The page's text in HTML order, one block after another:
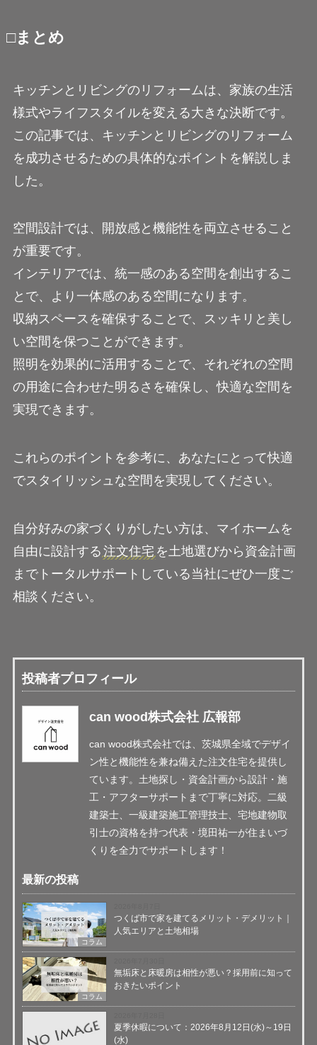
□まとめ
キッチンとリビングのリフォームは、家族の生活
様式やライフスタイルを変える大きな決断です。
この記事では、キッチンとリビングのリフォーム
を成功させるための具体的なポイントを解説しま
した。
空間設計では、開放感と機能性を両立させること
が重要です。
インテリアでは、統一感のある空間を創出するこ
とで、より一体感のある空間になります。
収納スペースを確保することで、スッキリと美し
い空間を保つことができます。
照明を効果的に活用することで、それぞれの空間
の用途に合わせた明るさを確保し、快適な空間を
実現できます。
これらのポイントを参考に、あなたにとって快適
でスタイリッシュな空間を実現してください。
自分好みの家づくりがしたい方は、マイホームを
自由に設計する 注文住宅 を土地選びから資金計画
までトータルサポートしている当社にぜひ一度ご
相談ください。
投稿者プロフィール
can wood株式会社 広報部
can wood株式会社では、茨城県全域でデザイ
ン性と機能性を兼ね備えた注文住宅を提供し
ています。土地探し・資金計画から設計・施
工・アフターサポートまで丁寧に対応。二級
建築士、一級建築施工管理技士、宅地建物取
引士の資格を持つ代表・境田祐一が住まいづ
くりを全力でサポートします！
最新の投稿
コラム
つくば市で家を建てるメリット・デメリット｜
人気エリアと土地相場
コラム
無垢床と床暖房は相性が悪い？採用前に知って
おきたいポイント
夏季休暇について：2026年8月12日(水)～19日
(水)